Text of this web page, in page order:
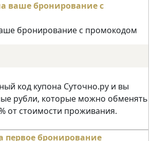
бронирование с промокодом
код купона Суточно.ру и вы
рубли, которые можно обменять
от стоимости проживания.